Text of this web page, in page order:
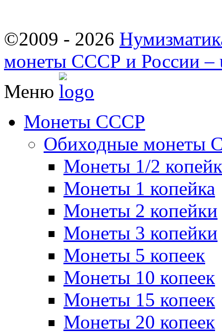
©2009 - 2026
монеты СССР и России –
Меню
Монеты СССР
Обиходные монеты
Монеты 1/2
Монеты 1 копейка
Монеты 2 копейки
Монеты 3 копейки
Монеты 5 копеек
Монеты 10 копеек
Монеты 15 копеек
Монеты 20 копеек